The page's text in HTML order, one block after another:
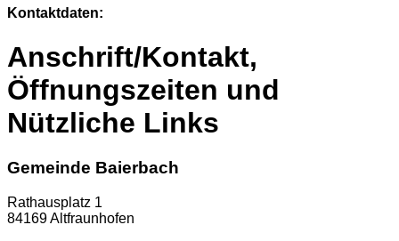
Kontaktdaten:
Anschrift/Kontakt,
Öffnungszeiten und
Nützliche Links
Gemeinde Baierbach
Rathausplatz 1
84169 Altfraunhofen